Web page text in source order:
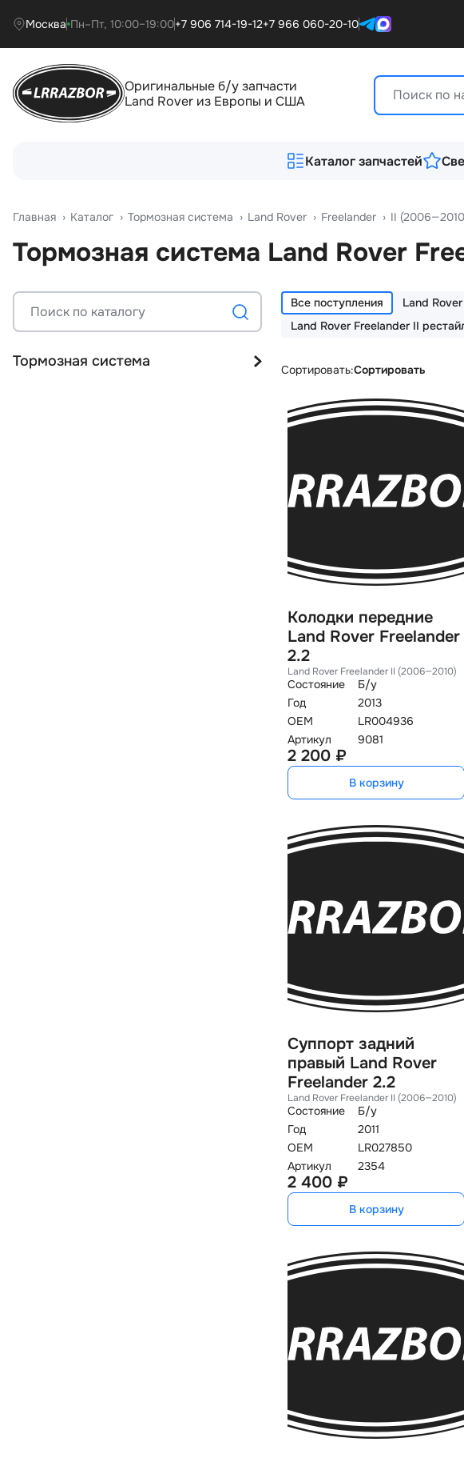
Москва Пн–Пт, 10:00–19:00+7 906 714-19-12+7 966 060-20-10
Оригинальные б/у запчасти
Land Rover из Европы и США
Каталог запчастей
Главная › Катало › Тормозная система › Land Rover › Freelander › II
Тормозная система Land Rover
Тормозная система
Все поступления Land
Land Rover Freelander II
Сортировать:Сортировать
Колодки передние
Land Rover Freelander
2.2
Land Rover Freelander II (2006—2010)
Состояние
Б/у
Год
2013
OEM
LR004936
Артикул
9081
2 200 ₽
В корзину
Суппорт задний
правый Land Rover
Freelander 2.2
Land Rover Freelander II (2006—2010)
Состояние
Б/у
Год
2011
OEM
LR027850
Артикул
2354
2 400 ₽
В корзину